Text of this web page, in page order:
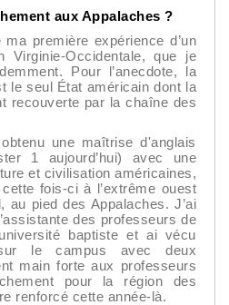
aux Appalaches ?
première expérience d’un
Virginie-Occidentale, que je
Pour l’anecdote, la
le seul État américain dont la
recouverte par la chaîne des
une maîtrise d'anglais
1 aujourd’hui) avec une
et civilisation américaines,
fois-ci à l’extrême ouest
au pied des Appalaches. J’ai
des professeurs de
baptiste et ai vécu
le campus avec deux
main forte aux professeurs
pour la région des
renforcé cette année-là.